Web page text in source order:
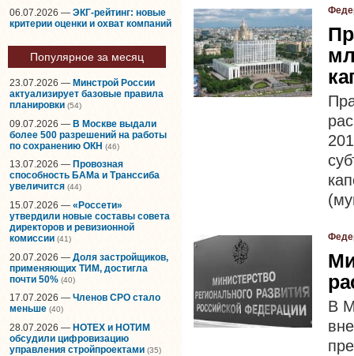
06.07.2026 — ЭКГ-рейтинг: новые
критерии оценки и охват компаний
Популярное за месяц
23.07.2026 — Минстрой России
актуализирует базовые правила
планировки (54)
09.07.2026 — В Москве выдали
более 500 разрешений на работы
по сохранению ОКН (46)
13.07.2026 — Провозная
способность БАМа и Транссиба
увеличится (44)
15.07.2026 — «Россети»
утвердили новые составы совета
директоров и ревизионной
комиссии (41)
20.07.2026 — Доля застройщиков,
применяющих ТИМ, достигла
почти 50% (40)
17.07.2026 — Членов СРО стало
меньше (40)
28.07.2026 — НОТЕХ и НОТИМ
обсудили цифровизацию
управления стройпроектами (35)
В